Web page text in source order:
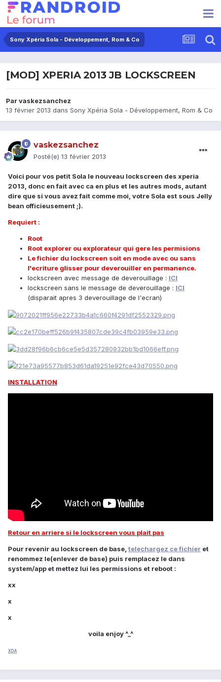
Sony Xpéria Sola - Développement, Rom & Co
[MOD] XPERIA 2013 JB LOCKSCREEN
Parvaskezsanchez
13 février 2013 dans Sony Xpéria Sola - Développement, Rom & Co
vaskezsanchez
Posté(e) 13 février 2013
Voici pour vos petit Sola le nouveau lockscreen des xperia
2013, donc en fait avec ca en plus et les autres mods, autant
dire que si vous avez fait comme moi, votre Sola est sous Jelly
bean officieusement ;).
Requiert :
Root
Root explorer ou explorateur qui gere les permisions
Le fichier du lockscreen soit en mode avec ou sans
l'ecriture glisser pour deverouiller en permanence.
lockscreen avec message de deverouillage : ICI
lockscreen sans le message de deverouillage : ICI
(disparait apres 3 deverouillage de l'ecran)
INSTALLATION
Retour en arriere si le lockscreen vous plait pas
Pour revenir au lockscreen de base, telechargez ce fichier et
renommez le(enlever de base) puis remplacez le dans
system/app et mettez lui les permissions et reboot :
xx
x
x
voila enjoy ^_^
XDA